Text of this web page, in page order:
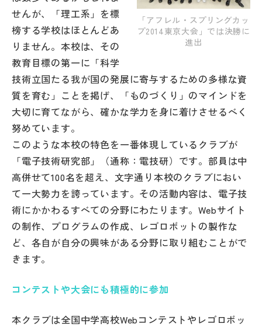
学校HP最新情報
特集
NettyLandかわら版
その他
お問い合わせ
個人情報保護方針
サイトマップ
「アフレル・スプリングカッ
プ2014東京大会」では決勝に
進出
せんが、「理工系」を標
榜する学校はほとんどあ
りません。本校は、その
教育目標の第一に「科学
技術立国たる我が国の発展に寄与するための多様な資
質を育む」ことを掲げ、「ものづくり」のマインドを
大切に育てながら、確かな学力を身に着けさせるべく
努めています。
このような本校の特色を一番体現しているクラブが
「電子技術研究部」（通称：電技研）です。部員は中
高併せて100名を超え、文字通り本校のクラブにおい
て一大勢力を誇っています。その活動内容は、電子技
術にかかわるすべての分野にわたります。Webサイト
の制作、プログラムの作成、レゴロボットの製作な
ど、各自が自分の興味がある分野に取り組むことがで
きます。
コンテストや大会にも積極的に参加
本クラブは全国中学高校Webコンテストやレゴロボッ